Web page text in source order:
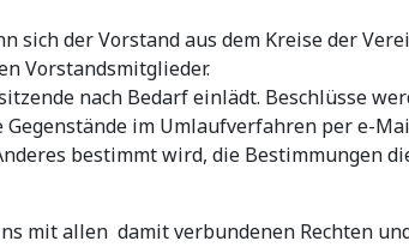
sich der Vorstand aus dem Kreise der
Vorstandsmitglieder.
nach Bedarf einlädt. Beschlüsse
im Umlaufverfahren per e-
bestimmt wird, die Bestimmungen
mit allen damit verbundenen Rechten